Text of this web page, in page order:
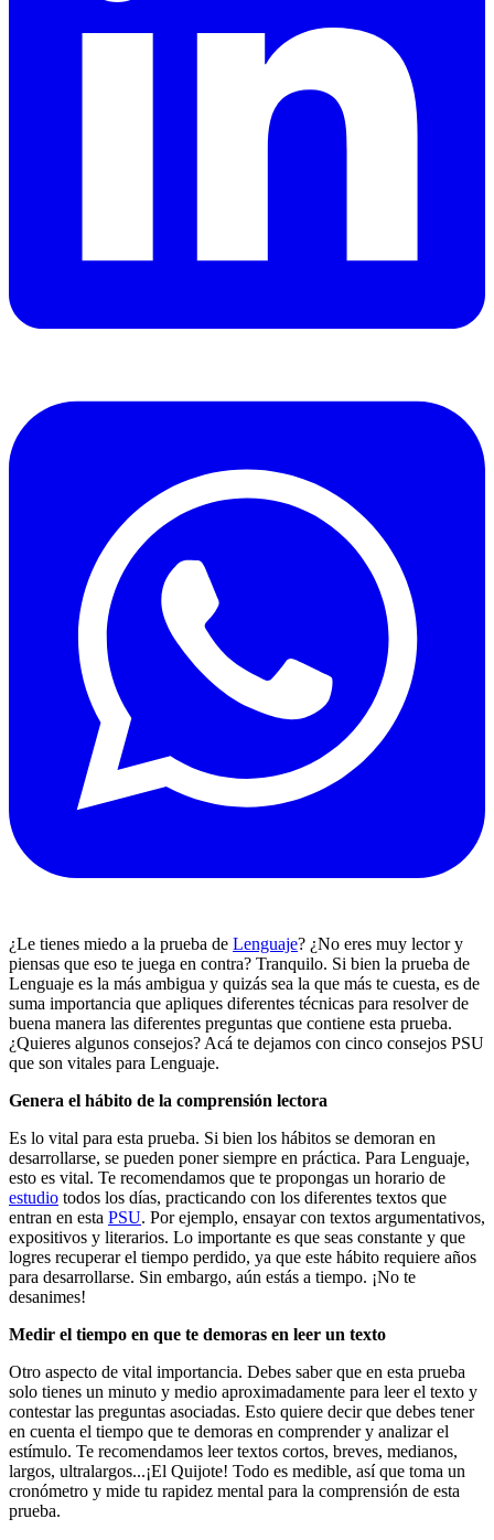
¿Le tienes miedo a la prueba de Lenguaje? ¿No eres muy lector y
piensas que eso te juega en contra? Tranquilo. Si bien la prueba de
Lenguaje es la más ambigua y quizás sea la que más te cuesta, es de
suma importancia que apliques diferentes técnicas para resolver de
buena manera las diferentes preguntas que contiene esta prueba.
¿Quieres algunos consejos? Acá te dejamos con cinco consejos PSU
que son vitales para Lenguaje.
Genera el hábito de la comprensión lectora
Es lo vital para esta prueba. Si bien los hábitos se demoran en
desarrollarse, se pueden poner siempre en práctica. Para Lenguaje,
esto es vital. Te recomendamos que te propongas un horario de
estudio todos los días, practicando con los diferentes textos que
entran en esta PSU. Por ejemplo, ensayar con textos argumentativos,
expositivos y literarios. Lo importante es que seas constante y que
logres recuperar el tiempo perdido, ya que este hábito requiere años
para desarrollarse. Sin embargo, aún estás a tiempo. ¡No te
desanimes!
Medir el tiempo en que te demoras en leer un texto
Otro aspecto de vital importancia. Debes saber que en esta prueba
solo tienes un minuto y medio aproximadamente para leer el texto y
contestar las preguntas asociadas. Esto quiere decir que debes tener
en cuenta el tiempo que te demoras en comprender y analizar el
estímulo. Te recomendamos leer textos cortos, breves, medianos,
largos, ultralargos...¡El Quijote! Todo es medible, así que toma un
cronómetro y mide tu rapidez mental para la comprensión de esta
prueba.